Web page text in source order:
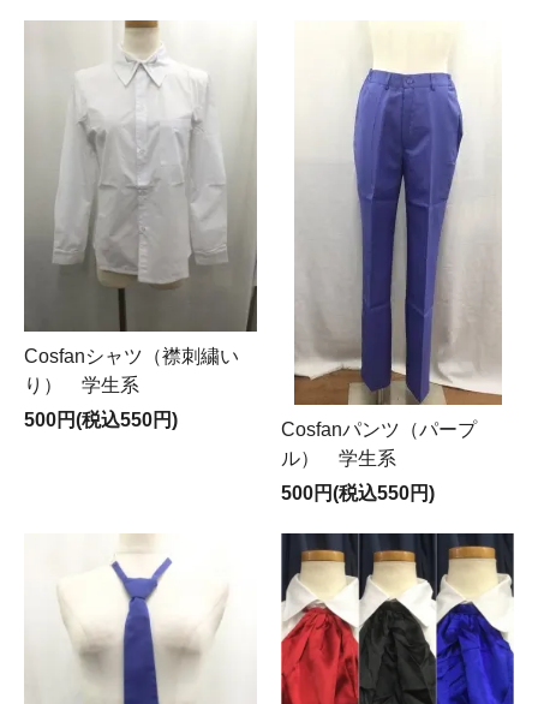
Cosfanシャツ（襟刺繍い
り） 学生系
500円(税込550円)
Cosfanパンツ（パープ
ル） 学生系
500円(税込550円)